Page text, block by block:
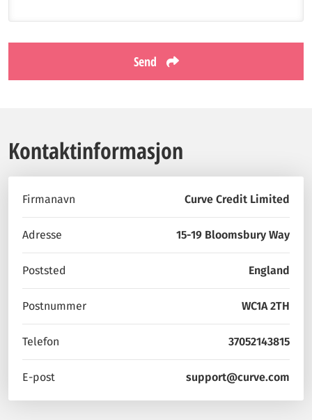
Send
Kontaktinformasjon
Firmanavn Curve Credit Limited
Adresse 15-19 Bloomsbury Way
Poststed England
Postnummer WC1A 2TH
Telefon 37052143815
E-post support@curve.com